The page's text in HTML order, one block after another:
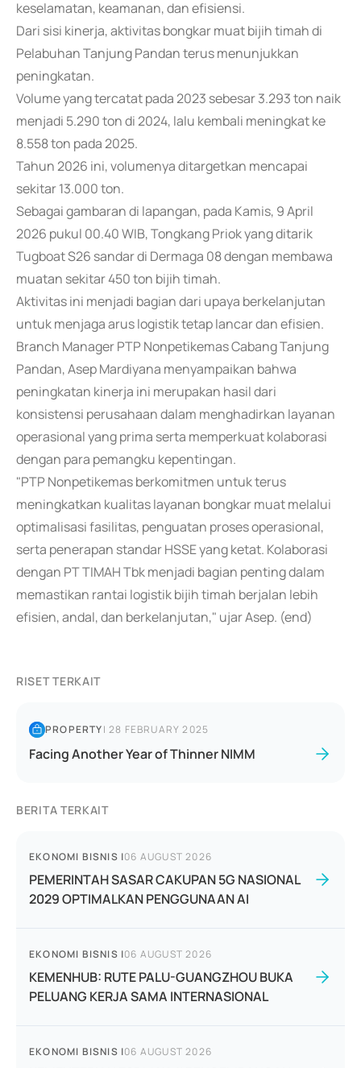
keselamatan, keamanan, dan efisiensi.
Dari sisi kinerja, aktivitas bongkar muat bijih timah di
Pelabuhan Tanjung Pandan terus menunjukkan
peningkatan.
Volume yang tercatat pada 2023 sebesar 3.293 ton naik
menjadi 5.290 ton di 2024, lalu kembali meningkat ke
8.558 ton pada 2025.
Tahun 2026 ini, volumenya ditargetkan mencapai
sekitar 13.000 ton.
Sebagai gambaran di lapangan, pada Kamis, 9 April
2026 pukul 00.40 WIB, Tongkang Priok yang ditarik
Tugboat S26 sandar di Dermaga 08 dengan membawa
muatan sekitar 450 ton bijih timah.
Aktivitas ini menjadi bagian dari upaya berkelanjutan
untuk menjaga arus logistik tetap lancar dan efisien.
Branch Manager PTP Nonpetikemas Cabang Tanjung
Pandan, Asep Mardiyana menyampaikan bahwa
peningkatan kinerja ini merupakan hasil dari
konsistensi perusahaan dalam menghadirkan layanan
operasional yang prima serta memperkuat kolaborasi
dengan para pemangku kepentingan.
"PTP Nonpetikemas berkomitmen untuk terus
meningkatkan kualitas layanan bongkar muat melalui
optimalisasi fasilitas, penguatan proses operasional,
serta penerapan standar HSSE yang ketat. Kolaborasi
dengan PT TIMAH Tbk menjadi bagian penting dalam
memastikan rantai logistik bijih timah berjalan lebih
efisien, andal, dan berkelanjutan," ujar Asep. (end)
RISET TERKAIT
PROPERTY|28 FEBRUARY 2025
Facing Another Year of Thinner NIMM
BERITA TERKAIT
EKONOMI BISNIS |06 AUGUST 2026
PEMERINTAH SASAR CAKUPAN 5G NASIONAL
2029 OPTIMALKAN PENGGUNAAN AI
EKONOMI BISNIS |06 AUGUST 2026
KEMENHUB: RUTE PALU-GUANGZHOU BUKA
PELUANG KERJA SAMA INTERNASIONAL
EKONOMI BISNIS |06 AUGUST 2026